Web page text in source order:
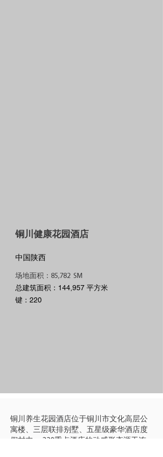
铜川健康花园酒店
中国陕西
场地面积：85,782 SM
总建筑面积：144,957 平方米
键：220
铜川养生花园酒店位于铜川市文化高层公
寓楼、三层联排别墅、五星级豪华酒店度
假村内。 220重点酒店的动感形态源于连